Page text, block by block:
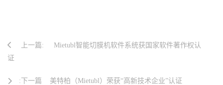
上一篇:
Mietubl智能切膜机软件系统获国家软件著作权认
证
美特柏（Mietubl）荣获“高新技术企业”认证
:下一篇